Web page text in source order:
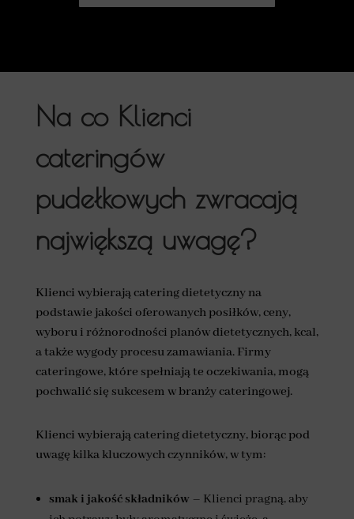
Na co Klienci
cateringów
pudełkowych zwracają
największą uwagę?
Klienci wybierają catering dietetyczny na
podstawie jakości oferowanych posiłków, ceny,
wyboru i różnorodności planów dietetycznych, kcal,
a także wygody procesu zamawiania. Firmy
cateringowe, które spełniają te oczekiwania, mogą
pochwalić się sukcesem w branży cateringowej.
Klienci wybierają catering dietetyczny, biorąc pod
uwagę kilka kluczowych czynników, w tym:
smak i jakość składników – Klienci pragną, aby